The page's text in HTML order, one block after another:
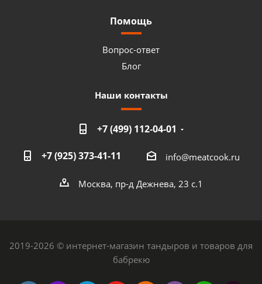
Помощь
Вопрос-ответ
Блог
Наши контакты
+7 (499) 112-04-01
+7 (925) 373-41-11 info@meatcook.ru
Москва, пр-д Дежнева, 23 с.1
2019-2026 © интернет-магазин тандыров и товаров для
бабрекю